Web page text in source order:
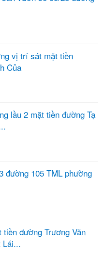
vị trí sát mặt tiền
Của
lầu 2 mặt tiền đường Tạ
đường 105 TML phường
tiền đường Trương Văn
Lái...